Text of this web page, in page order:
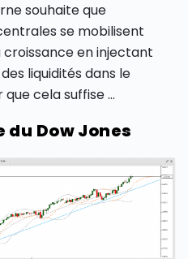
souhaite que
se mobilisent
en injectant
liquidités dans le
cela suffise …
Dow Jones